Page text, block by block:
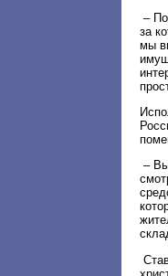
–
за
мы
–